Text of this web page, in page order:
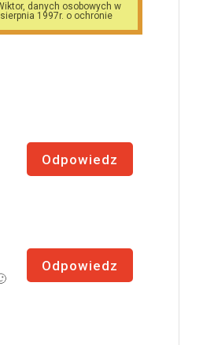
danych osobowych w
1997r. o ochronie
Odpowiedz
Odpowiedz